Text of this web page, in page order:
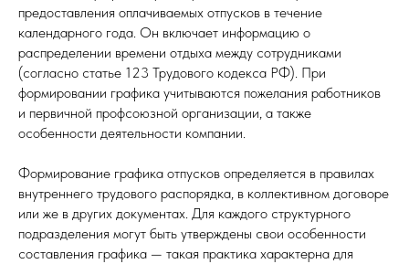
предоставления оплачиваемых отпусков в течение
календарного года. Он включает информацию о
распределении времени отдыха между сотрудниками
(согласно статье 123 Трудового кодекса РФ). При
формировании графика учитываются пожелания работников
и первичной профсоюзной организации, а также
особенности деятельности компании.
Формирование графика отпусков определяется в правилах
внутреннего трудового распорядка, в коллективном договоре
или же в других документах. Для каждого структурного
подразделения могут быть утверждены свои особенности
составления графика — такая практика характерна для